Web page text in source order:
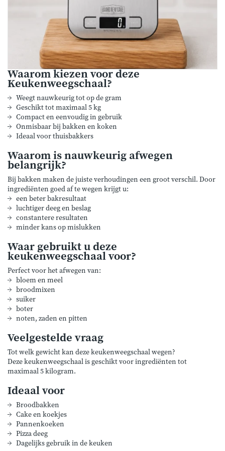
Waarom kiezen voor deze
Keukenweegschaal?
Weegt nauwkeurig tot op de gram
Geschikt tot maximaal 5 kg
Compact en eenvoudig in gebruik
Onmisbaar bij bakken en koken
Ideaal voor thuisbakkers
Waarom is nauwkeurig afwegen
belangrijk?
Bij bakken maken de juiste verhoudingen een groot verschil. Door
ingrediënten goed af te wegen krijgt u:
een beter bakresultaat
luchtiger deeg en beslag
constantere resultaten
minder kans op mislukken
Waar gebruikt u deze
keukenweegschaal voor?
Perfect voor het afwegen van:
bloem en meel
broodmixen
suiker
boter
noten, zaden en pitten
Veelgestelde vraag
Tot welk gewicht kan deze keukenweegschaal wegen?
Deze keukenweegschaal is geschikt voor ingrediënten tot
maximaal 5 kilogram.
Ideaal voor
Broodbakken
Cake en koekjes
Pannenkoeken
Pizza deeg
Dagelijks gebruik in de keuken